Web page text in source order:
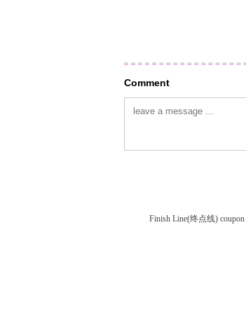
Comment
Finish Line(终点线) coupon